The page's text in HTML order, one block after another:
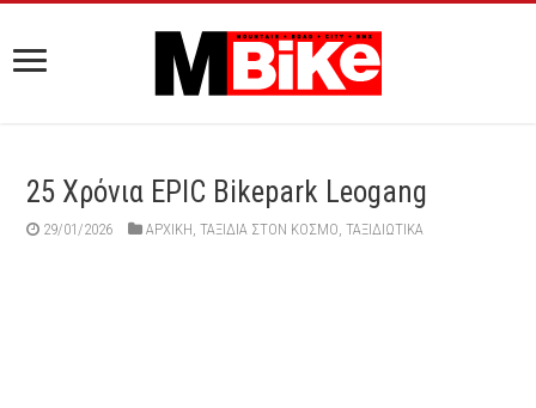
25 Χρόνια EPIC Bikepark Leogang
29/01/2026 ΑΡΧΙΚΉ,ΤΑΞΙΔΙΑ ΣΤΟΝ ΚΟΣΜΟ,ΤΑΞΙΔΙΩΤΙΚΑ